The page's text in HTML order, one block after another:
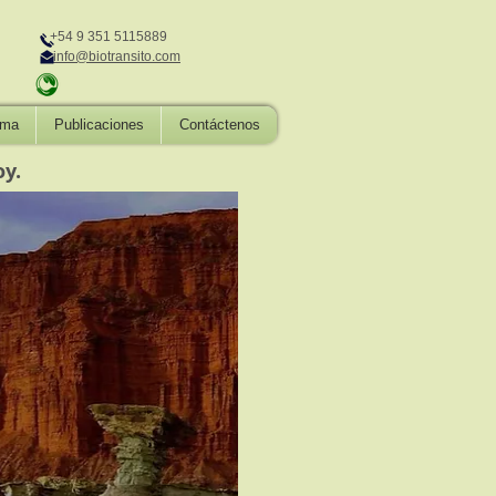
info@biotransito.com
+54 9 351 5115889
Publicaciones Contáctenos